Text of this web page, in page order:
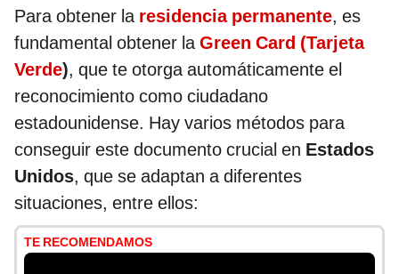
Para obtener la residencia permanente, es
fundamental obtener laGreen Card (Tarjeta
Verde), que te otorga automáticamente el
reconocimiento como ciudadano
estadounidense. Hay varios métodos para
conseguir este documento crucial en Estados
Unidos, que se adaptan a diferentes
situaciones, entre ellos:
TE RECOMENDAMOS